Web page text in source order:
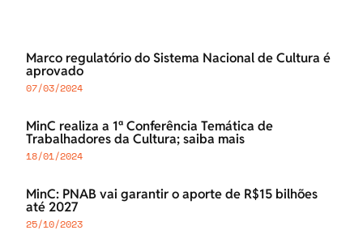
Marco regulatório do Sistema Nacional de Cultura é
aprovado
07/03/2024
MinC realiza a 1ª Conferência Temática de
Trabalhadores da Cultura; saiba mais
18/01/2024
MinC: PNAB vai garantir o aporte de R$15 bilhões
até 2027
25/10/2023